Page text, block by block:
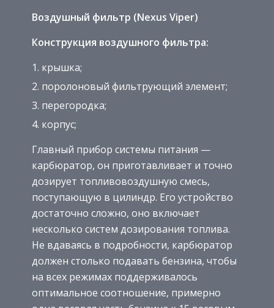
Воздушный фильтр (Nexus Viper)
Конструкция воздушного фильтра:
крышка;
поролоновый фильтрующий элемент;
перегородка;
корпус;
Главный прибор системы питания —
карбюратор, он приготавливает и точно
дозирует топливовоздушную смесь,
поступающую в цилиндр. Его устройство
достаточно сложно, оно включает
несколько систем дозирования топлива.
Не вдаваясь в подробности, карбюратор
должен столько подавать бензина, чтобы
на всех режимах поддерживалось
оптимальное соотношение, примерно